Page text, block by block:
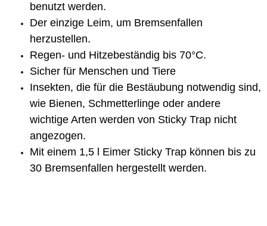
benutzt werden.
Der einzige Leim, um Bremsenfallen
herzustellen.
Regen- und Hitzebeständig bis 70°C.
Sicher für Menschen und Tiere
Insekten, die für die Bestäubung notwendig sind,
wie Bienen, Schmetterlinge oder andere
wichtige Arten werden von Sticky Trap nicht
angezogen.
Mit einem 1,5 l Eimer Sticky Trap können bis zu
30 Bremsenfallen hergestellt werden.